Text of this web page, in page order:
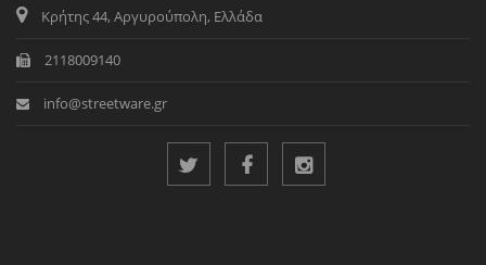
Κρήτης 44, Αργυρούπολη, Ελλάδα
2118009140
info@streetware.gr